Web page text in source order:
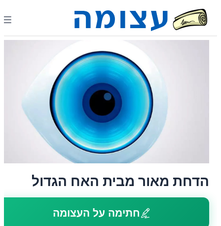
הדחת מאור מבית האח הגדול
חתימה על העצומה